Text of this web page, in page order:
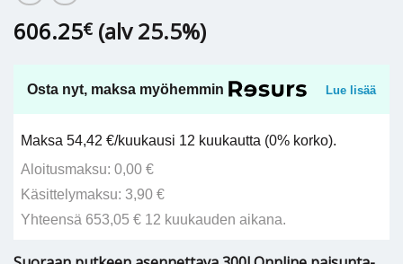
606.25€ (alv 25.5%)
Osta nyt, maksa myöhemmin Lue lisää
Maksa 54,42 €/kuukausi 12 kuukautta (0% korko).
Aloitusmaksu: 0,00 €
Käsittelymaksu: 3,90 €
Yhteensä 653,05 € 12 kuukauden aikana.